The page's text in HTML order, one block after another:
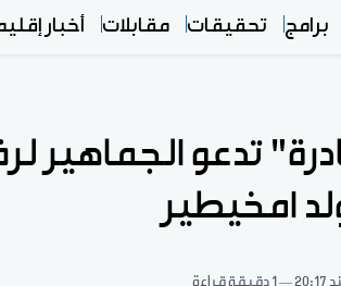
برامج تحقيقات مقابلات أخبار
تدعو الجماهير
امخيطير
1 دقيقة قراءة